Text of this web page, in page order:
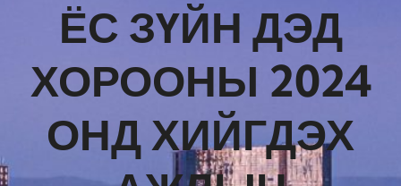
ЁС ЗҮЙН ДЭД
ХОРООНЫ 2024
ОНД ХИЙГДЭХ